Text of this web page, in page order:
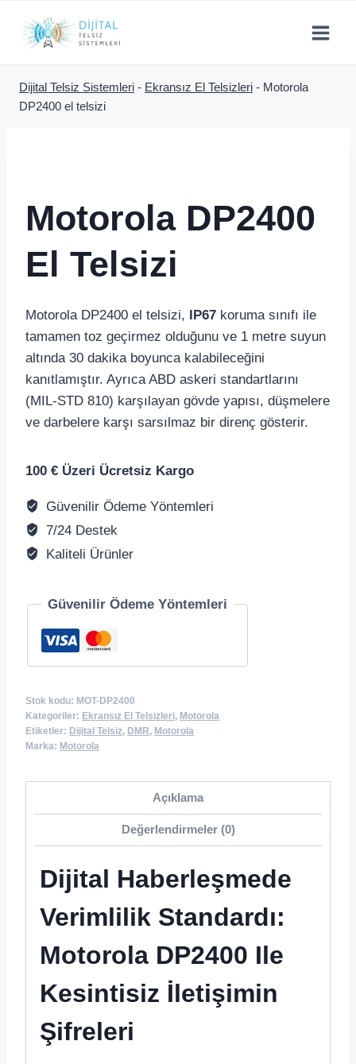
content
Dijital Telsiz Sistemleri - Ekransız El Telsizleri - Motorola
DP2400 el telsizi
Motorola DP2400
El Telsizi
Motorola DP2400 el telsizi, IP67 koruma sınıfı ile
tamamen toz geçirmez olduğunu ve 1 metre suyun
altında 30 dakika boyunca kalabileceğini
kanıtlamıştır. Ayrıca ABD askeri standartlarını
(MIL-STD 810) karşılayan gövde yapısı, düşmelere
ve darbelere karşı sarsılmaz bir direnç gösterir.
100 € Üzeri Ücretsiz Kargo
Güvenilir Ödeme Yöntemleri
7/24 Destek
Kaliteli Ürünler
Güvenilir Ödeme Yöntemleri
Stok kodu: MOT-DP2400
Kategoriler: Ekransız El Telsizleri, Motorola
Etiketler: Dijital Telsiz, DMR, Motorola
Marka: Motorola
Açıklama
Değerlendirmeler (0)
Dijital Haberleşmede
Verimlilik Standardı:
Motorola DP2400 Ile
Kesintisiz İletişimin
Şifreleri